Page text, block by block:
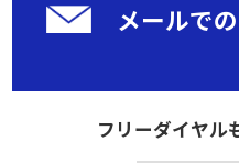
メールで
フリーダイヤル